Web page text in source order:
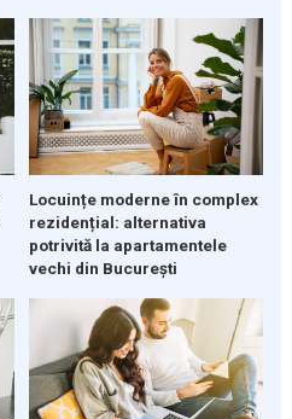
Locuințe moderne în complex
rezidențial: alternativa
potrivită la apartamentele
vechi din București